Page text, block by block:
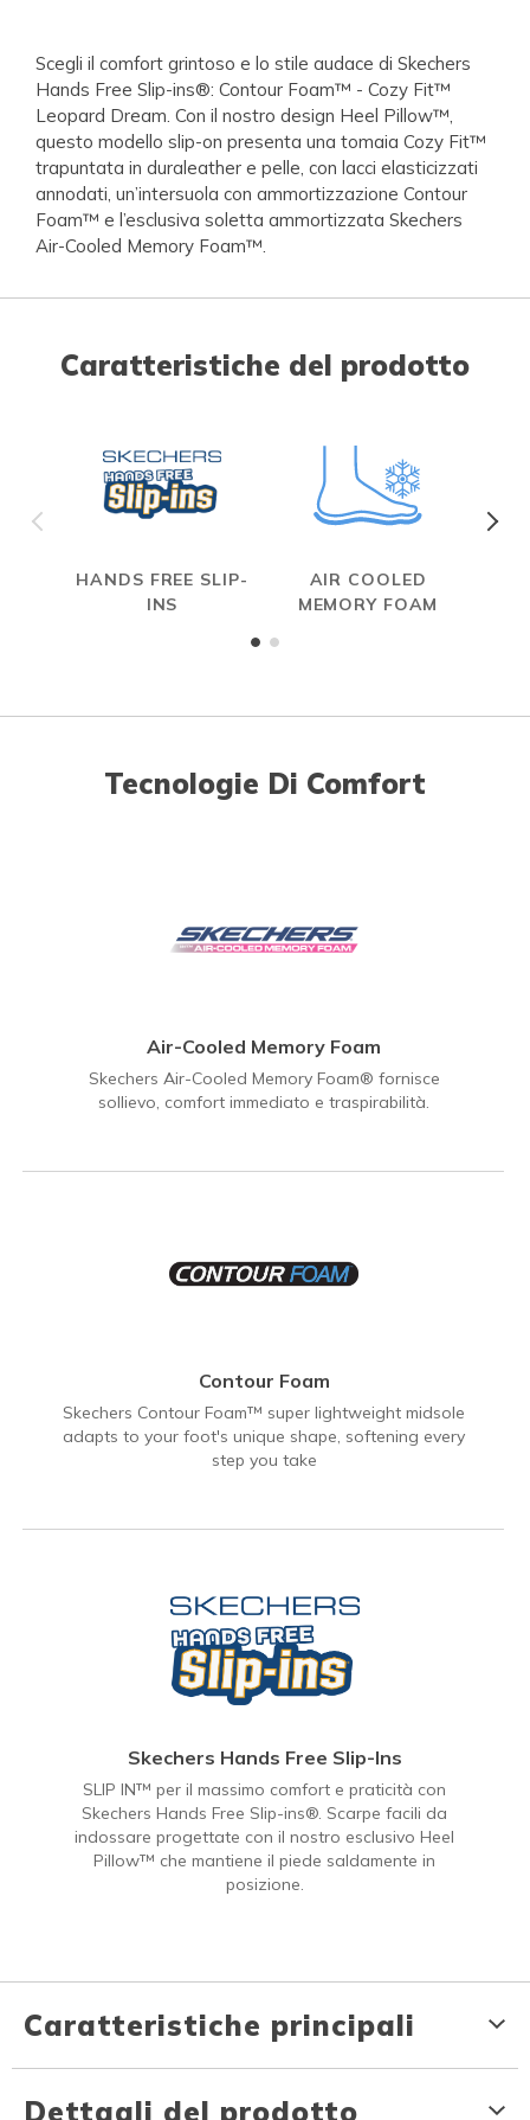
Scegli il comfort grintoso e lo stile audace di Skechers
Hands Free Slip-ins®: Contour Foam™ - Cozy Fit™
Leopard Dream. Con il nostro design Heel Pillow™,
questo modello slip-on presenta una tomaia Cozy Fit™
trapuntata in duraleather e pelle, con lacci elasticizzati
annodati, un’intersuola con ammortizzazione Contour
Foam™ e l’esclusiva soletta ammortizzata Skechers
Air-Cooled Memory Foam™.
Caratteristiche del prodotto
HANDS FREE SLIP-
INS
AIR COOLED
MEMORY FOAM
Tecnologie Di Comfort
Air-Cooled Memory Foam
Skechers Air-Cooled Memory Foam® fornisce
sollievo, comfort immediato e traspirabilità.
Contour Foam
Skechers Contour Foam™ super lightweight midsole
adapts to your foot's unique shape, softening every
step you take
Skechers Hands Free Slip-Ins
SLIP IN™ per il massimo comfort e praticità con
Skechers Hands Free Slip-ins®. Scarpe facili da
indossare progettate con il nostro esclusivo Heel
Pillow™ che mantiene il piede saldamente in
posizione.
Caratteristiche principali
Dettagli del prodotto